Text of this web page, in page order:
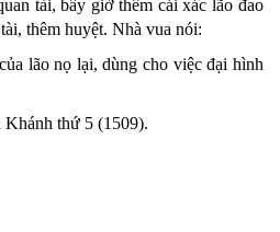
tài, bây giờ thêm cái xác lão đao
thêm huyệt. Nhà vua nói:
lão nọ lại, dùng cho việc đại hình
thứ 5 (1509).